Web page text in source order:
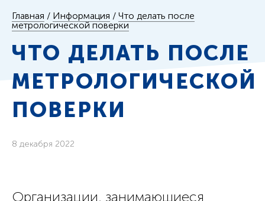
Главная / Информация / Что делать после
метрологической поверки
ЧТО ДЕЛАТЬ ПОСЛЕ
МЕТРОЛОГИЧЕСКОЙ
ПОВЕРКИ
8 декабря 2022
Организации, занимающиеся